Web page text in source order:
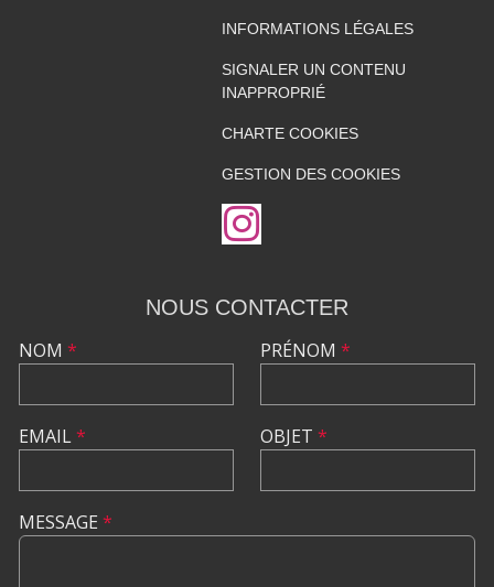
INFORMATIONS LÉGALES
SIGNALER UN CONTENU
INAPPROPRIÉ
CHARTE COOKIES
GESTION DES COOKIES
NOUS CONTACTER
NOM *
EMAIL*
PRÉNOM *
OBJET *
MESSAGE *